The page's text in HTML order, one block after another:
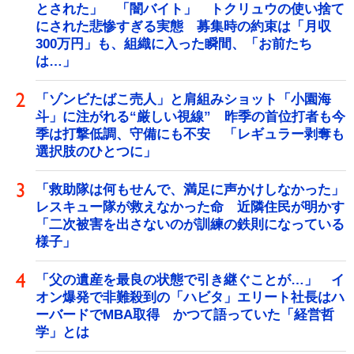
とされた」 「闇バイト」 トクリュウの使い捨て
にされた悲惨すぎる実態 募集時の約束は「月収
300万円」も、組織に入った瞬間、「お前たち
は…」
「ゾンビたばこ売人」と肩組みショット「小園海
斗」に注がれる“厳しい視線” 昨季の首位打者も今
季は打撃低調、守備にも不安 「レギュラー剥奪も
選択肢のひとつに」
「救助隊は何もせんで、満足に声かけしなかった」
レスキュー隊が救えなかった命 近隣住民が明かす
「二次被害を出さないのが訓練の鉄則になっている
様子」
「父の遺産を最良の状態で引き継ぐことが…」 イ
オン爆発で非難殺到の「ハビタ」エリート社長はハ
ーバードでMBA取得 かつて語っていた「経営哲
学」とは